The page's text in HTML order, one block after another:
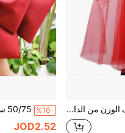
1 قطعة رداء خفيف الوزن من الدانتيل الأحمر ذو طبقتين، مناسب لزي هالوين، زي ساحرة، ملابس عرض مسرحي، زي مدرسي، إكسسوار كوسبلاي، زي عروس مصاصة الدماء %16-
JOD2.52